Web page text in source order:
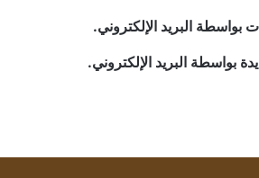
بواسطة البريد الإلكتروني.
بواسطة البريد الإلكتروني.